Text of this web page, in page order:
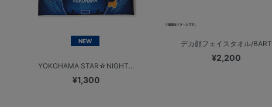
NEW
YOKOHAMA STAR☆NIGHT...
¥1,300
デカ顔フェイスタオル/BART
¥2,200